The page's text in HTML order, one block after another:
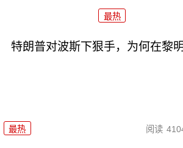
最热
特朗普对波斯下狠手，为何在黎
最热 阅读